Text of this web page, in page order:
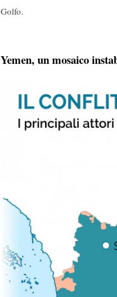
Golfo.
Yemen, un mosaico